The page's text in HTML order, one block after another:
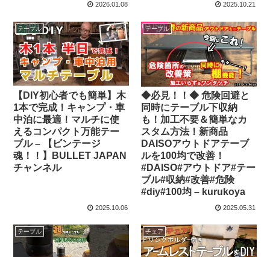
2026.01.08 2025.10.21
テーブル
【DIY初心者でも簡単】木
1本で完成！キャンプ・車
中泊に最適！マルチに使
えるコンパクト万能テー
ブル – 【ビンテージ
魂！！】BULLET JAPAN
チャンネル
2025.10.06
テーブル
◆必見！！◆ 危険回避と
同時にテーブル下収納
も！加工不要＆簡単なカ
スタム方法！新商品
DAISOアウトドアテーブ
ルを100均で改善！
#DAISO#アウトドア#テー
ブル#収納#改善#危険
#diy#100均 – kurukoya
2025.05.31
テーブル チェア